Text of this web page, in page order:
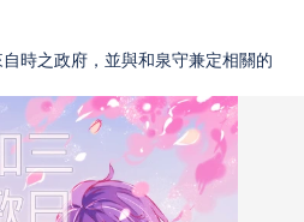
時之政府，並與和泉守兼定相關的